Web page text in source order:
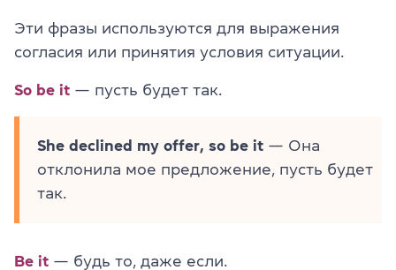
Эти фразы используются для выражения
согласия или принятия условия ситуации.
So be it — пусть будет так.
She declined my offer, so be it — Она
отклонила мое предложение, пусть будет
так.
Be it — будь то, даже если.